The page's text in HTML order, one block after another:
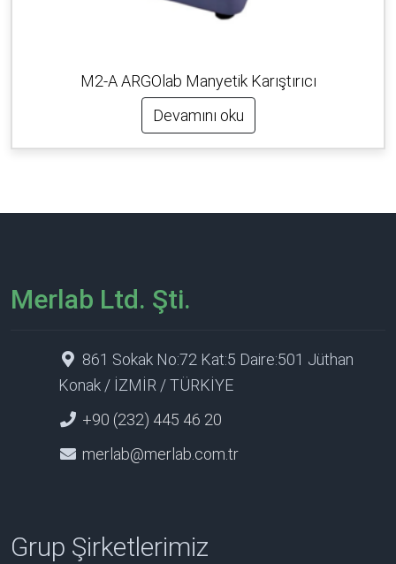
M2-A ARGOlab Manyetik Karıştırıcı
Devamını oku
Merlab Ltd. Şti.
861 Sokak No:72 Kat:5 Daire:501 Jüthan
Konak / İZMİR / TÜRKİYE
+90 (232) 445 46 20
merlab@merlab.com.tr
Grup Şirketlerimiz